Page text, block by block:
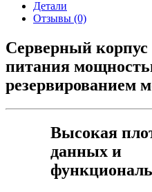
Детали
Отзывы (0)
Серверный корпус
питания
резервированием
Высокая
данных и